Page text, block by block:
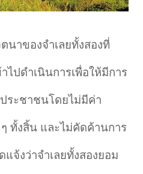
นาของจำเลยทั้งสองที่
ไปดำเนินการเพื่อให้มีการ
ระชาชนโดยไม่มีค่า
ทั้งสิ้น และไม่คัดค้านการ
จ้งว่าจำเลยทั้งสองยอม